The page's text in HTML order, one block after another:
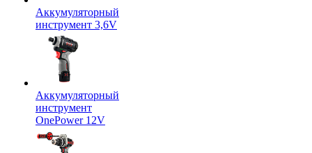
Аккумуляторный
инструмент 3,6V
Аккумуляторный
инструмент
OnePower 12V